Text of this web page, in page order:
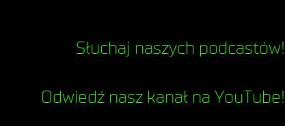
Słuchaj naszych podcastów!
Odwiedź nasz kanał na YouTube!